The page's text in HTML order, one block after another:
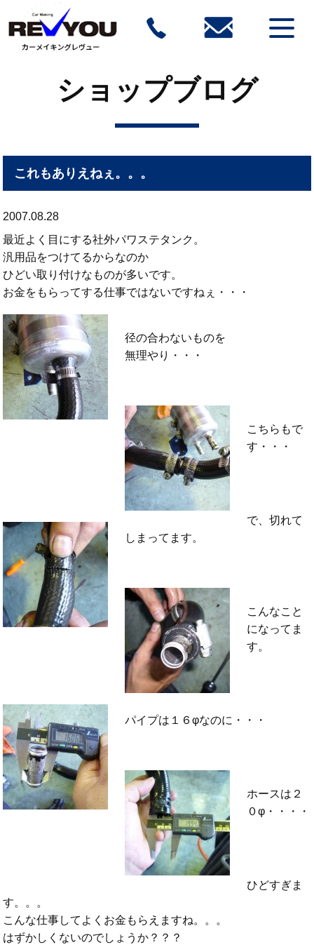
ショップブログ
これもありえねぇ。。。
2007.08.28
最近よく目にする社外パワステタンク。
汎用品をつけてるからなのか
ひどい取り付けなものが多いです。
お金をもらってする仕事ではないですねぇ・・・
径の合わないものを
無理やり・・・
こちらもで
す・・・
で、切れて
しまってます。
こんなこと
になってま
す。
パイプは１６φなのに・・・
ホースは２
０φ・・・・
ひどすぎま
す。。。
こんな仕事してよくお金もらえますね。。。
はずかしくないのでしょうか？？？